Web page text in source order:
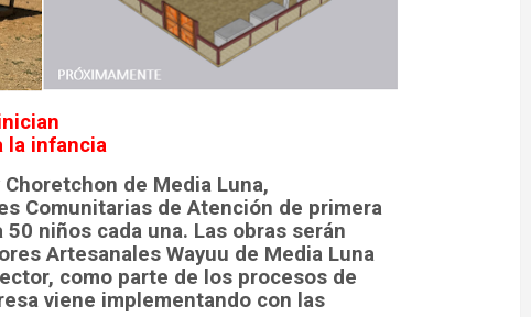
la infancia
de Media Luna,
Comunitarias de Atención de primera
niños cada una. Las obras serán
Artesanales Wayuu de Media Luna
como parte de los procesos de
viene implementando con las